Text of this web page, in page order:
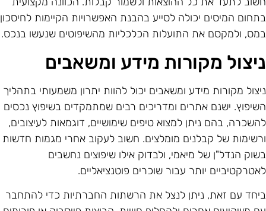
המיסים יכולה לסייע בהבנת האפשרויות הקיימות לחיסכון
ולמקסם את התועלות הכלכליות מהשיפוטים שנעשו בנכס.
מקורות מידע ומשאבים
מקורות מידע ומשאבים יכול להוות יתרון משמעותי בתהליך
ישנם אתרים ומדריכים רבים שמתמקדים בשיפוץ נכסים
בהם ניתן למצוא טיפים שימושיים, דוגמאות לעיצובים,
של קבלנים מומלצים. חשוב לעקוב אחרי מגמות חדשות
הנדל"ן של מיאמי, ולבדוק אילו שיפוצים נחשבים
יותר עבור שוכרים פוטנציאליים.
עם זאת, ניתן לנצל את הרשתות החברתיות כדי להתחבר